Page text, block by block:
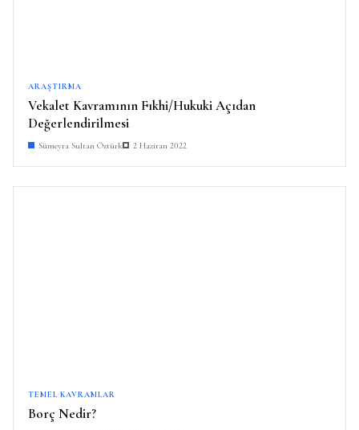
ARAŞTIRMA
Vekalet Kavramının Fıkhi/Hukuki Açıdan
Değerlendirilmesi
Sümeyra Sultan Öztürk 2 Haziran 2022
TEMEL KAVRAMLAR
Borç Nedir?